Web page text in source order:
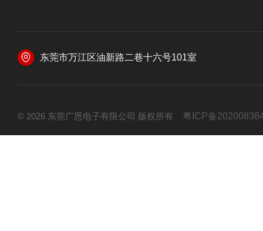
东莞市万江区油新路二巷十六号101室
© 2026 东莞广恩电子有限公司 版权所有 粤ICP备